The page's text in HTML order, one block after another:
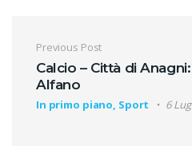
Previous Post
Calcio – Città di
Alfano
In primo piano, Sport 6